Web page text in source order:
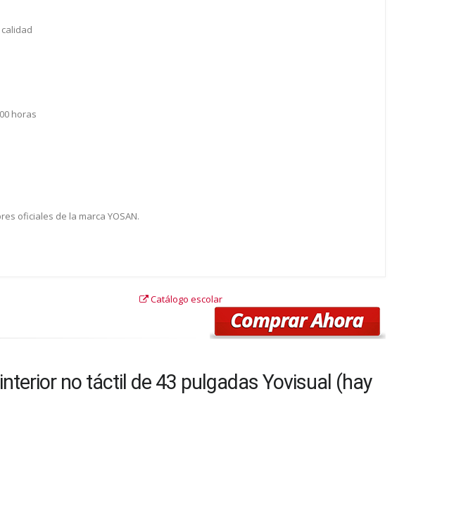
horas
oficiales de la marca YOSAN.
Catálogo escolar
no táctil de 43 pulgadas Yovisual (hay